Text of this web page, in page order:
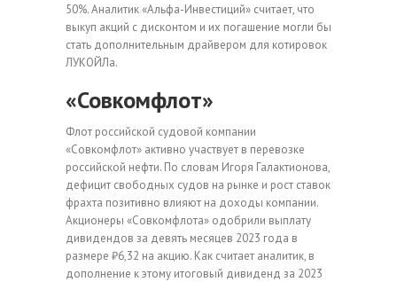
50%. Аналитик «Альфа-Инвестиций» считает, что
выкуп акций с дисконтом и их погашение могли бы
стать дополнительным драйвером для котировок
ЛУКОЙЛа.
«Совкомфлот»
Флот российской судовой компании
«Совкомфлот» активно участвует в перевозке
российской нефти. По словам Игоря Галактионова,
дефицит свободных судов на рынке и рост ставок
фрахта позитивно влияют на доходы компании.
Акционеры «Совкомфлота» одобрили выплату
дивидендов за девять месяцев 2023 года в
размере ₽6,32 на акцию. Как считает аналитик, в
дополнение к этому итоговый дивиденд за 2023